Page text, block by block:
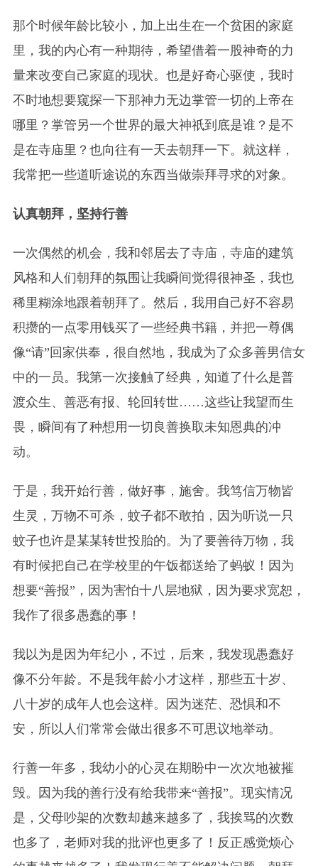
那个时候年龄比较小，加上出生在一个贫困的家庭
里，我的内心有一种期待，希望借着一股神奇的力
量来改变自己家庭的现状。也是好奇心驱使，我时
不时地想要窥探一下那神力无边掌管一切的上帝在
哪里？掌管另一个世界的最大神祇到底是谁？是不
是在寺庙里？也向往有一天去朝拜一下。就这样，
我常把一些道听途说的东西当做崇拜寻求的对象。
认真朝拜，坚持行善
一次偶然的机会，我和邻居去了寺庙，寺庙的建筑
风格和人们朝拜的氛围让我瞬间觉得很神圣，我也
稀里糊涂地跟着朝拜了。然后，我用自己好不容易
积攒的一点零用钱买了一些经典书籍，并把一尊偶
像“请”回家供奉，很自然地，我成为了众多善男信女
中的一员。我第一次接触了经典，知道了什么是普
渡众生、善恶有报、轮回转世……这些让我望而生
畏，瞬间有了种想用一切良善换取未知恩典的冲
动。
于是，我开始行善，做好事，施舍。我笃信万物皆
生灵，万物不可杀，蚊子都不敢拍，因为听说一只
蚊子也许是某某转世投胎的。为了要善待万物，我
有时候把自己在学校里的午饭都送给了蚂蚁！因为
想要“善报”，因为害怕十八层地狱，因为要求宽恕，
我作了很多愚蠢的事！
我以为是因为年纪小，不过，后来，我发现愚蠢好
像不分年龄。不是我年龄小才这样，那些五十岁、
八十岁的成年人也会这样。因为迷茫、恐惧和不
安，所以人们常常会做出很多不可思议地举动。
行善一年多，我幼小的心灵在期盼中一次次地被摧
毁。因为我的善行没有给我带来“善报”。现实情况
是，父母吵架的次数却越来越多了，我挨骂的次数
也多了，老师对我的批评也更多了！反正感觉烦心